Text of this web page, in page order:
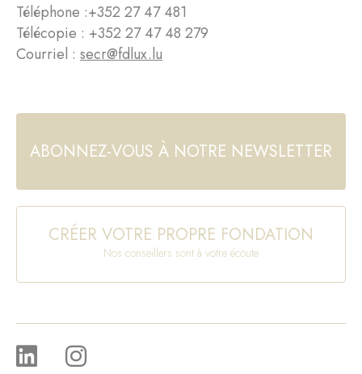
Téléphone :+352 27 47 481
Télécopie : +352 27 47 48 279
Courriel : secr@fdlux.lu
ABONNEZ-VOUS À NOTRE NEWSLETTER
CRÉER VOTRE PROPRE FONDATION
Nos conseillers sont à votre écoute